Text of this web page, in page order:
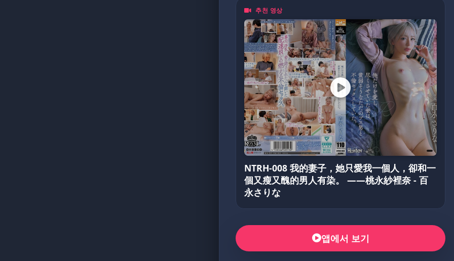
추천 영상
NTRH-008 我的妻子，她只愛我一個人，卻和一
個又瘦又醜的男人有染。 ——桃永紗裡奈 - 百
永さりな
앱에서 보기